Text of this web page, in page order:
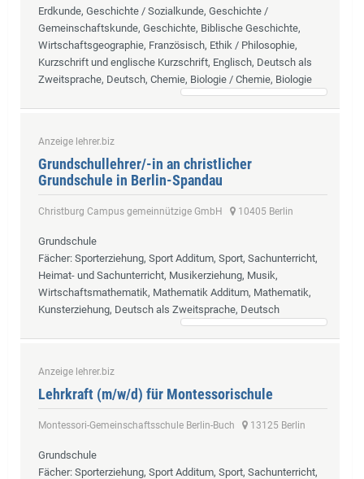
Erdkunde, Geschichte / Sozialkunde, Geschichte /
Gemeinschaftskunde, Geschichte, Biblische Geschichte,
Wirtschaftsgeographie, Französisch, Ethik / Philosophie,
Kurzschrift und englische Kurzschrift, Englisch, Deutsch als
Zweitsprache, Deutsch, Chemie, Biologie / Chemie, Biologie
Anzeige lehrer.biz
Grundschullehrer/-in an christlicher
Grundschule in Berlin-Spandau
Christburg Campus gemeinnützige GmbH 10405 Berlin
Grundschule
Fächer: Sporterziehung, Sport Additum, Sport, Sachunterricht,
Heimat- und Sachunterricht, Musikerziehung, Musik,
Wirtschaftsmathematik, Mathematik Additum, Mathematik,
Kunsterziehung, Deutsch als Zweitsprache, Deutsch
Anzeige lehrer.biz
Lehrkraft (m/w/d) für Montessorischule
Montessori-Gemeinschaftsschule Berlin-Buch 13125 Berlin
Grundschule
Fächer: Sporterziehung, Sport Additum, Sport, Sachunterricht,